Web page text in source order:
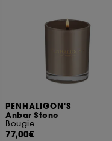
PENHALIGON'S
Anbar Stone
Bougie
77,00€